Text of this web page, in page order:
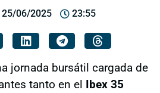
25/06/2025 23:55
jornada bursátil cargada de
tanto en el Ibex 35